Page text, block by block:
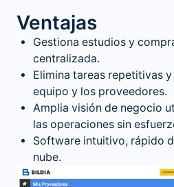
Ventajas
Gestiona estudios y
centralizada.
Elimina tareas repetitivas
equipo y los proveedores.
Amplia visión de negocio
las operaciones sin
Software intuitivo, rápido
nube.